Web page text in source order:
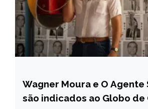
ENTRETENIMENTO
INTERNACIONAL
Wagner Moura e O
são indicados ao Globo de